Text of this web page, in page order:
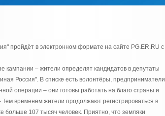
пройдёт в электронном формате на сайте PG.ER.RU с
кампании – жители определят кандидатов в депутаты
Россия". В списке есть волонтёры, предприниматели,
операции – они готовы работать на благо страны и
временем жители продолжают регистрироваться в
больше 107 тысяч человек. Приятно, что земляки